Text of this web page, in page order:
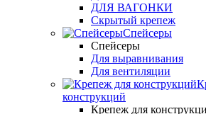
ДЛЯ ВАГОНКИ
Скрытый крепеж
Спейсеры
Спейсеры
Для выравнивания
Для вентиляции
конструкций
Крепеж для